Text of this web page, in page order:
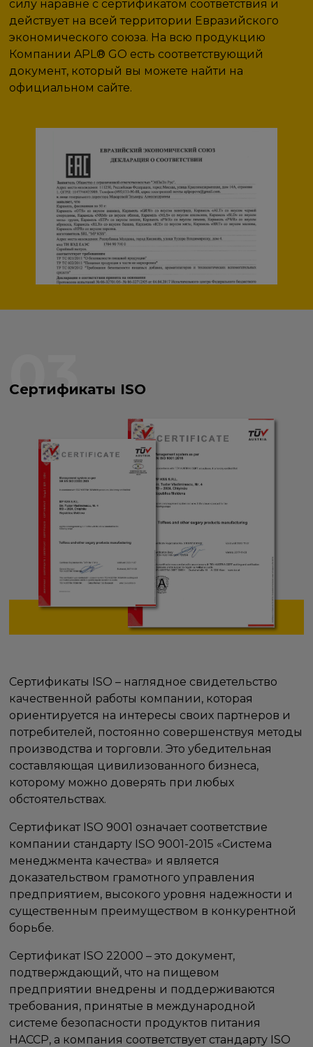
силу наравне с сертификатом соответствия и
действует на всей территории Евразийского
экономического союза. На всю продукцию
Компании APL® GO есть соответствующий
документ, который вы можете найти на
официальном сайте.
03
Сертификаты ISO
Сертификаты ISO – наглядное свидетельство
качественной работы компании, которая
ориентируется на интересы своих партнеров и
потребителей, постоянно совершенствуя методы
производства и торговли. Это убедительная
составляющая цивилизованного бизнеса,
которому можно доверять при любых
обстоятельствах.
Сертификат ISO 9001 означает соответствие
компании стандарту ISO 9001-2015 «Система
менеджмента качества» и является
доказательством грамотного управления
предприятием, высокого уровня надежности и
существенным преимуществом в конкурентной
борьбе.
Сертификат ISO 22000 – это документ,
подтверждающий, что на пищевом
предприятии внедрены и поддерживаются
требования, принятые в международной
системе безопасности продуктов питания
HACCP, а компания соответствует стандарту ISO